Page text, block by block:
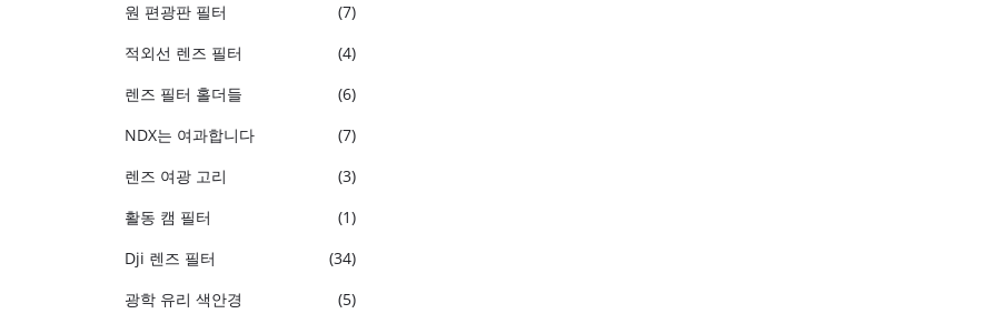
원 편광판 필터
(7)
적외선 렌즈 필터
(4)
렌즈 필터 홀더들
(6)
NDX는 여과합니다
(7)
렌즈 여광 고리
(3)
활동 캠 필터
(1)
Dji 렌즈 필터
(34)
광학 유리 색안경
(5)